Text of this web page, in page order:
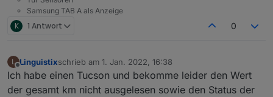
dazu an unsere technischen Entwickler weiter."
Samsung TAB A als Anzeige
K 1 Antwort 0
L
Offline
Linguistixschrieb am 1. Jan. 2022, 16:38
zuletzt editiert von
Ich habe einen Tucson und bekomme leider den Wert
der gesamt km nicht ausgelesen sowie den Status der